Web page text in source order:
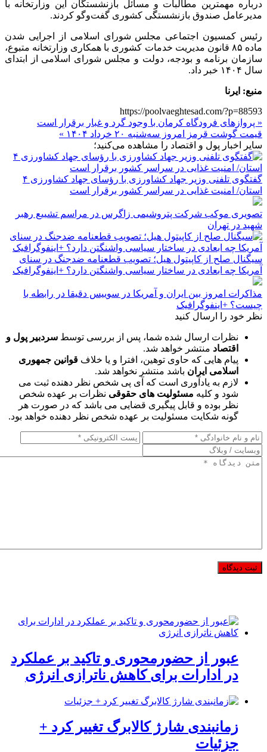
درباره مهمترین مطالبات و مسائل بازنشستگان این وزارتخانه با
مدیرعامل صندوق بازنشستگی کشوری گفت‌و‌گو کردند.
رئیس کمسیون اجتماعی مجلس شورای اسلامی از اجرایی شدن
ماده ۸۵ قانون مدیریت خدمات کشوری با همکاری وزارتخانه متبوع،
سازمان برنامه و بودجه، دولت و مجلس شورای اسلامی از ابتدای
سال ۱۴۰۴ خبر داد.
منبع: ایرنا
https://poolvaeghtesad.com/?p=88593
« پروازهای فرودگاه کرمان با وجود گرد و غبار برقرار است
قیمت گوشت قرمز امروز سه‌شنبه ۲۰ خرداد ۱۴۰۴ »
سایر اخبار پول و اقتصاد را مشاهده می‌کنید؛
گفتگوی تلفنی وزیر جهاد کشاورزی با رؤسای جهاد کشاورزی ۴
استان/ امنیت غذایی در سراسر کشور برقرار است
تصویری موکب شرکت پتروشیمی زاگرس در مراسم تشییع رهبر
شهید در تهران
سیگنال صلح از کاپیتول هیل؛ تصویب قطعنامه ضدجنگ در سنای
آمریکا چه ابعادی در ساختار سیاسی واشنگتن دارد؟ +اینفوگرافیک
مذاکرات امروز بین ایران و آمریکا در سوییس دقیقا در رابطه با
چیست؟ +اینفوگرافیک
نظر خود را ارسال کنید
نظرات ارسال شده شما، پس از بررسی توسط سردبیر پول و
اقتصاد منتشر خواهد شد.
پیام هایی که حاوی توهین، افترا و یا خلاف قوانین جمهوری
اسلامی ایران باشد منتشر نخواهد شد.
لازم به یادآوری است که آی پی شخص نظر دهنده ثبت می
شود و کلیه مسئولیت های حقوقی نظرات بر عهده شخص
نظر بوده و قابل پیگیری قضایی می باشد که در صورت هر
گونه شکایت مسئولیت بر عهده شخص نظر دهنده خواهد بود.
عبور از حضورمحوری و تاکید بر عملکرد
در ادارات برای کاهش ناترازی انرژی
زمانبندی شارژ کالابرگ تغییر کرد +
جزئیات